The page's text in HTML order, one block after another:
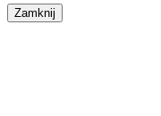
Zamknij